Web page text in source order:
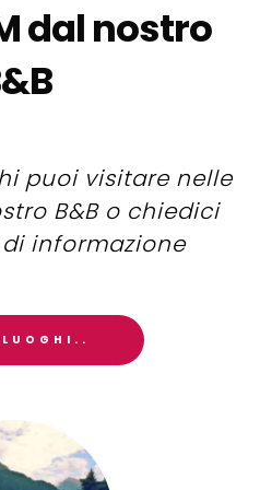
dal nostro
puoi visitare nelle
B&B o chiedici
informazione